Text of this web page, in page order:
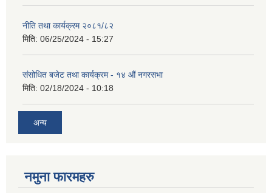
नीति तथा कार्यक्रम २०८१/८२
मिति: 06/25/2024 - 15:27
संसोधित बजेट तथा कार्यक्रम - १४ औं नगरसभा
मिति: 02/18/2024 - 10:18
अन्य
नमुना फारमहरु